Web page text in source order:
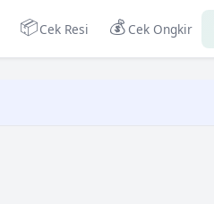
📦Cek Resi 💰 Cek Ongkir